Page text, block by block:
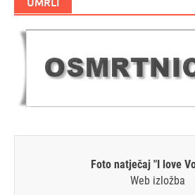
Foto natječaj "I love
Web izložba